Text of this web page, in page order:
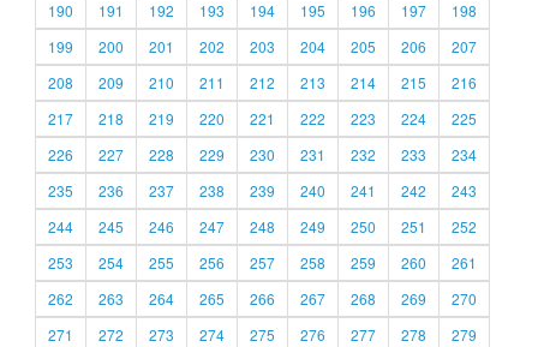
190
191 192 193 194 195 196 197
198
199
200 201 202 203 204 205 206
207
208
209 210 211 212 213 214 215
216
217
218 219 220 221 222 223 224
225
226
227 228 229 230 231 232 233
234
235
236 237 238 239 240 241 242
243
244
245 246 247 248 249 250 251
252
253
254 255 256 257 258 259 260
261
262
263 264 265 266 267 268 269
270
271
272 273 274 275 276 277 278
279